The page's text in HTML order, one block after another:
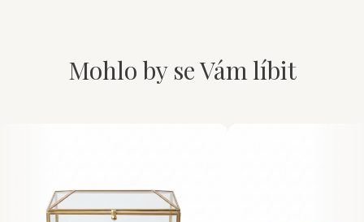
Mohlo by se Vám líbit